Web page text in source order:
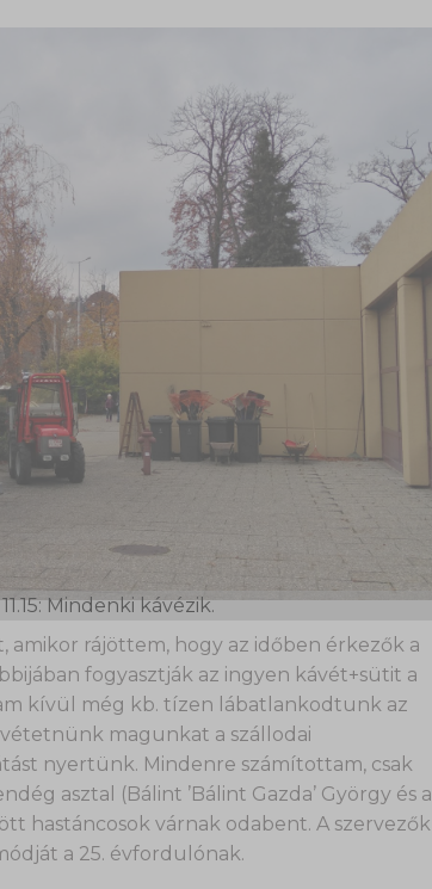
Mindenki kávézik.
amikor rájöttem, hogy az időben érkezők a
fogyasztják az ingyen kávét+sütit a
kívül még kb. tízen lábatlankodtunk az
magunkat a szállodai
nyertünk. Mindenre számítottam, csak
asztal (Bálint ’Bálint Gazda’ György és a
hastáncosok várnak odabent. A szervezők
a 25. évfordulónak.